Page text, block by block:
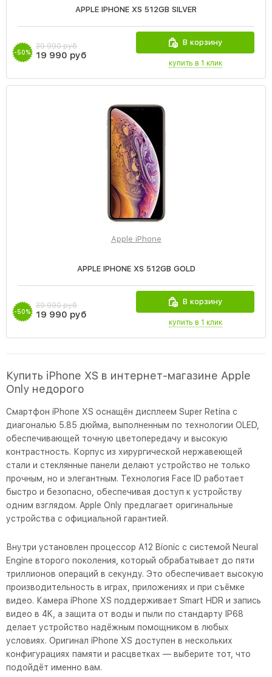
APPLE IPHONE XS 512GB SILVER
-50%
39 990 руб
19 990 руб
В корзину
купить в 1 клик
Apple iPhone
APPLE IPHONE XS 512GB GOLD
-50%
39 990 руб
19 990 руб
В корзину
купить в 1 клик
Купить iPhone XS в интернет-магазине Apple
Only недорого
Смартфон iPhone XS оснащён дисплеем Super Retina с
диагональю 5.85 дюйма, выполненным по технологии OLED,
обеспечивающей точную цветопередачу и высокую
контрастность. Корпус из хирургической нержавеющей
стали и стеклянные панели делают устройство не только
прочным, но и элегантным. Технология Face ID работает
быстро и безопасно, обеспечивая доступ к устройству
одним взглядом. Apple Only предлагает оригинальные
устройства с официальной гарантией.
Внутри установлен процессор A12 Bionic с системой Neural
Engine второго поколения, который обрабатывает до пяти
триллионов операций в секунду. Это обеспечивает высокую
производительность в играх, приложениях и при съёмке
видео. Камера iPhone XS поддерживает Smart HDR и запись
видео в 4K, а защита от воды и пыли по стандарту IP68
делает устройство надёжным помощником в любых
условиях. Оригинал iPhone XS доступен в нескольких
конфигурациях памяти и расцветках — выберите тот, что
подойдёт именно вам.